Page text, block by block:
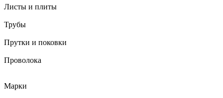
Листы и плиты
Трубы
Прутки и поковки
Проволока
Марки